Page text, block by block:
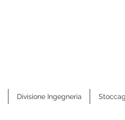
Divisione Ingegneria